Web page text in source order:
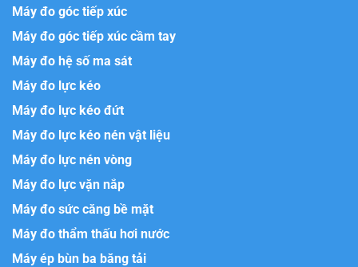
Máy đo góc tiếp xúc
Máy đo góc tiếp xúc cầm tay
Máy đo hệ số ma sát
Máy đo lực kéo
Máy đo lực kéo đứt
Máy đo lực kéo nén vật liệu
Máy đo lực nén vòng
Máy đo lực vặn nắp
Máy đo sức căng bề mặt
Máy đo thẩm thấu hơi nước
Máy ép bùn ba băng tải